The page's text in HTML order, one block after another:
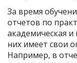
За время
отчетов по
академическая
них имеет свои
Например, в